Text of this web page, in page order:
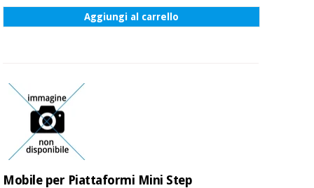
Aggiungi al carrello
Mobile per Piattaformi Mini Step